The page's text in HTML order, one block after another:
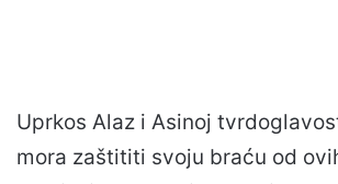
Uprkos Alaz i Asinoj
mora zaštititi svoju braću od